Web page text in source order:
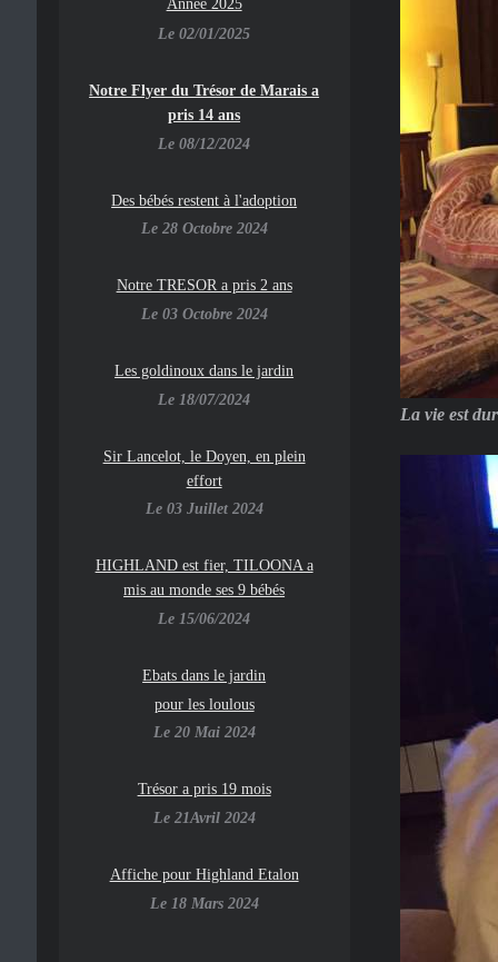
La vie est
Année 2025
Le 02/01/2025
Notre Flyer du Trésor de Marais a
pris 14 ans
Le 08/12/2024
Des bébés restent à l'adoption
Le 28 Octobre 2024
Notre TRESOR a pris 2 ans
Le 03 Octobre 2024
Les goldinoux dans le jardin
Le 18/07/2024
Sir Lancelot, le Doyen, en plein
effort
Le 03 Juillet 2024
HIGHLAND est fier, TILOONA a
mis au monde ses 9 bébés
Le 15/06/2024
Ebats dans le jardin
pour les loulous
Le 20 Mai 2024
Trésor a pris 19 mois
Le 21Avril 2024
Affiche pour Highland Etalon
Le 18 Mars 2024